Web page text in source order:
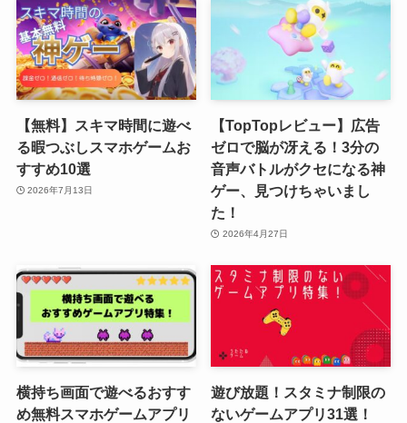
【無料】スキマ時間に遊べ
る暇つぶしスマホゲームお
すすめ10選
2026年7月13日
【TopTopレビュー】広告
ゼロで脳が冴える！3分の
音声バトルがクセになる神
ゲー、見つけちゃいまし
た！
2026年4月27日
横持ち画面で遊べるおすす
め無料スマホゲームアプリ
遊び放題！スタミナ制限の
ないゲームアプリ31選！